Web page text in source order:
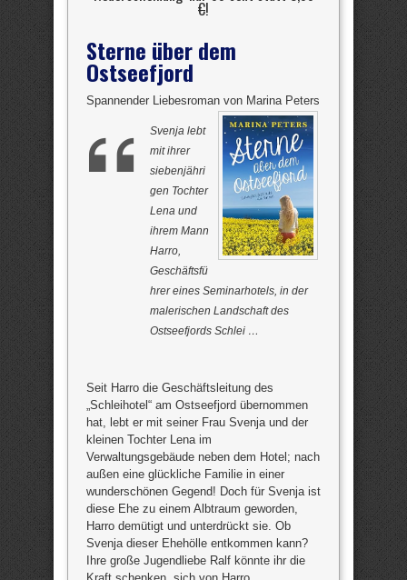
€!
Sterne über dem
Ostseefjord
Spannender Liebesroman von Marina Peters
Svenja lebt
mit ihrer
siebenjähri
gen Tochter
Lena und
ihrem Mann
Harro,
Geschäftsfü
hrer eines Seminarhotels, in der
malerischen Landschaft des
Ostseefjords Schlei …
Seit Harro die Geschäftsleitung des
„Schleihotel“ am Ostseefjord übernommen
hat, lebt er mit seiner Frau Svenja und der
kleinen Tochter Lena im
Verwaltungsgebäude neben dem Hotel; nach
außen eine glückliche Familie in einer
wunderschönen Gegend! Doch für Svenja ist
diese Ehe zu einem Albtraum geworden,
Harro demütigt und unterdrückt sie. Ob
Svenja dieser Ehehölle entkommen kann?
Ihre große Jugendliebe Ralf könnte ihr die